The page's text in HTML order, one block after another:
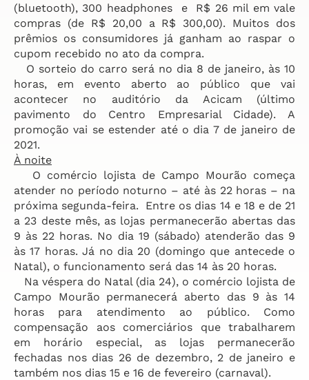
(bluetooth), 300 headphones e R$ 26 mil em vale
compras (de R$ 20,00 a R$ 300,00). Muitos dos
prêmios os consumidores já ganham ao raspar o
cupom recebido no ato da compra.
O sorteio do carro será no dia 8 de janeiro, às 10
horas, em evento aberto ao público que vai
acontecer no auditório da Acicam (último
pavimento do Centro Empresarial Cidade). A
promoção vai se estender até o dia 7 de janeiro de
2021.
À noite
O comércio lojista de Campo Mourão começa
atender no período noturno – até às 22 horas – na
próxima segunda-feira. Entre os dias 14 e 18 e de 21
a 23 deste mês, as lojas permanecerão abertas das
9 às 22 horas. No dia 19 (sábado) atenderão das 9
às 17 horas. Já no dia 20 (domingo que antecede o
Natal), o funcionamento será das 14 às 20 horas.
Na véspera do Natal (dia 24), o comércio lojista de
Campo Mourão permanecerá aberto das 9 às 14
horas para atendimento ao público. Como
compensação aos comerciários que trabalharem
em horário especial, as lojas permanecerão
fechadas nos dias 26 de dezembro, 2 de janeiro e
também nos dias 15 e 16 de fevereiro (carnaval).